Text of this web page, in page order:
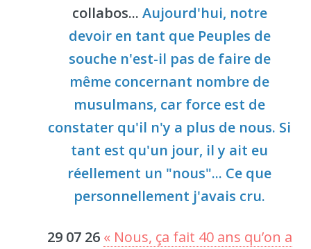
collabos... Aujourd'hui, notre
devoir en tant que Peuples de
souche n'est-il pas de faire de
même concernant nombre de
musulmans, car force est de
constater qu'il n'y a plus de nous. Si
tant est qu'un jour, il y ait eu
réellement un "nous"... Ce que
personnellement j'avais cru.
29 07 26 « Nous, ça fait 40 ans qu’on a